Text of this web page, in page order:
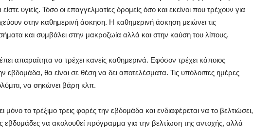
υγιείς. Τόσο οι επαγγελματίες δρομείς όσο και εκείνοι που τρέχουν για
στην καθημερινή άσκηση. Η καθημερινή άσκηση μειώνει τις
και συμβάλει στην μακροζωία αλλά και στην καύση του λίπους.
απαραίτητα να τρέχει κανείς καθημερινά. Εφόσον τρέχει κάποιος
εβδομάδα, θα είναι σε θέση να δει αποτελέσματα. Τις υπόλοιπες ημέρες
να σηκώνει βάρη κλπ.
μόνο το τρέξιμο τρεις φορές την εβδομάδα και ενδιαφέρεται να το βελτιώσει,
εβδομάδες να ακολουθεί πρόγραμμα για την βελτίωση της αντοχής, αλλά